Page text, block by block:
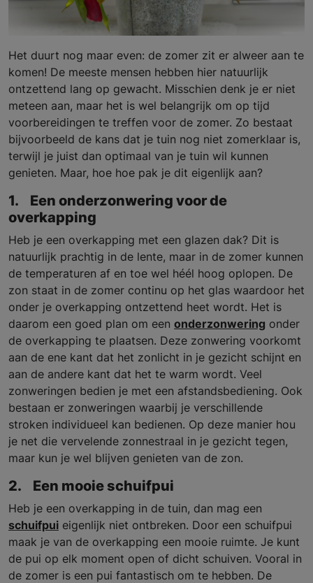
Het duurt nog maar even: de zomer zit er alweer aan te
komen! De meeste mensen hebben hier natuurlijk
ontzettend lang op gewacht. Misschien denk je er niet
meteen aan, maar het is wel belangrijk om op tijd
voorbereidingen te treffen voor de zomer. Zo bestaat
bijvoorbeeld de kans dat je tuin nog niet zomerklaar is,
terwijl je juist dan optimaal van je tuin wil kunnen
genieten. Maar, hoe hoe pak je dit eigenlijk aan?
1. Een onderzonwering voor de
overkapping
Heb je een overkapping met een glazen dak? Dit is
natuurlijk prachtig in de lente, maar in de zomer kunnen
de temperaturen af en toe wel héél hoog oplopen. De
zon staat in de zomer continu op het glas waardoor het
onder je overkapping ontzettend heet wordt. Het is
daarom een goed plan om een onderzonwering onder
de overkapping te plaatsen. Deze zonwering voorkomt
aan de ene kant dat het zonlicht in je gezicht schijnt en
aan de andere kant dat het te warm wordt. Veel
zonweringen bedien je met een afstandsbediening. Ook
bestaan er zonweringen waarbij je verschillende
stroken individueel kan bedienen. Op deze manier hou
je net die vervelende zonnestraal in je gezicht tegen,
maar kun je wel blijven genieten van de zon.
2. Een mooie schuifpui
Heb je een overkapping in de tuin, dan mag een
schuifpui eigenlijk niet ontbreken. Door een schuifpui
maak je van de overkapping een mooie ruimte. Je kunt
de pui op elk moment open of dicht schuiven. Vooral in
de zomer is een pui fantastisch om te hebben. De